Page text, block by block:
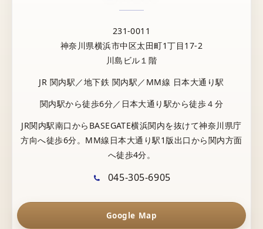
231-0011
神奈川県横浜市中区太田町1丁目17-2
川島ビル１階
JR 関内駅／地下鉄 関内駅／MM線 日本大通り駅
関内駅から徒歩6分／日本大通り駅から徒歩４分
JR関内駅南口からBASEGATE横浜関内を抜けて神奈川県庁
方向へ徒歩6分。MM線日本大通り駅1版出口から関内方面
へ徒歩4分。
045-305-6905
Google Map